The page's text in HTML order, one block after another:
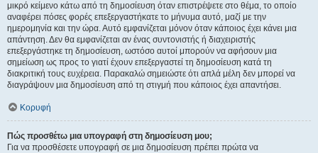
μικρό κείμενο κάτω από τη δημοσίευση όταν επιστρέψετε στο θέμα, το οποίο
αναφέρει πόσες φορές επεξεργαστήκατε το μήνυμα αυτό, μαζί με την
ημερομηνία και την ώρα. Αυτό εμφανίζεται μόνον όταν κάποιος έχει κάνει μια
απάντηση. Δεν θα εμφανίζεται αν ένας συντονιστής ή διαχειριστής
επεξεργάστηκε τη δημοσίευση, ωστόσο αυτοί μπορούν να αφήσουν μια
σημείωση ως προς το γιατί έχουν επεξεργαστεί τη δημοσίευση κατά τη
διακριτική τους ευχέρεια. Παρακαλώ σημειώστε ότι απλά μέλη δεν μπορεί να
διαγράψουν μια δημοσίευση από τη στιγμή που κάποιος έχει απαντήσει.
Κορυφή
Πώς προσθέτω μια υπογραφή στη δημοσίευση μου;
Για να προσθέσετε υπογραφή σε μια δημοσίευση πρέπει πρώτα να